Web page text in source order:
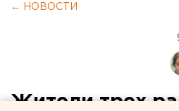
← НОВОСТИ
Жители трех